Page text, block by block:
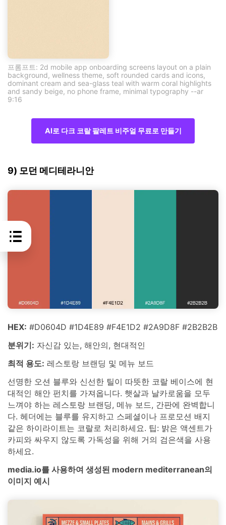
프롬프트: 2d mobile app onboarding screens layout on a plain
background, wellness theme, soft rounded cards and icons,
dominant cream and sea-glass teal with warm coral highlights
and sandy beige, no phone frame, minimal typography --ar
9:16
AI로 다크 코랄 팔레트 비주얼 무료로 만들기
9) 모던 메디테라니안
HEX: #D0604D #1D4E89 #F4E1D2 #2A9D8F #2B2B2B
분위기: 자신감 있는, 해안의, 현대적인
최적 용도: 레스토랑 브랜딩 및 메뉴 보드
선명한 오션 블루와 신선한 틸이 따뜻한 코랄 베이스에 현
대적인 해안 펀치를 가져옵니다. 햇살과 날카로움을 모두
느껴야 하는 레스토랑 브랜딩, 메뉴 보드, 간판에 완벽합니
다. 헤더에는 블루를 유지하고 스페셜이나 프로모션 배지
같은 하이라이트는 코랄로 처리하세요. 팁: 밝은 액센트가
카피와 싸우지 않도록 가독성을 위해 거의 검은색을 사용
하세요.
media.io를 사용하여 생성된 modern mediterranean의
이미지 예시